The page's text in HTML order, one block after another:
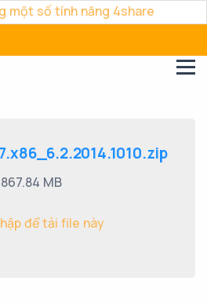
một số tính năng 4share
867.84 MB
để tải file này